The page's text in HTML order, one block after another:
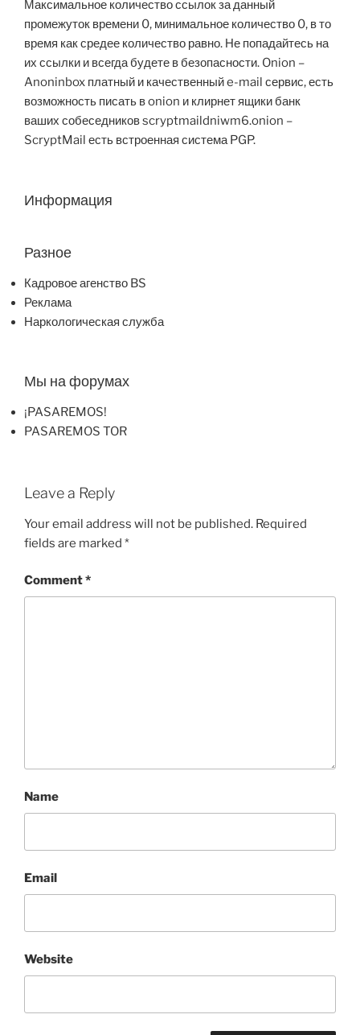
Максимальное количество ссылок за данный
промежуток времени 0, минимальное количество 0, в то
время как средее количество равно. Не попадайтесь на
их ссылки и всегда будете в безопасности. Onion –
Anoninbox платный и качественный e-mail сервис, есть
возможность писать в onion и клирнет ящики банк
ваших собеседников scryptmaildniwm6.onion –
ScryptMail есть встроенная система PGP.
Информация
Разное
Кадровое агенство BS
Реклама
Наркологическая служба
Мы на форумах
¡PASAREMOS!
PASAREMOS TOR
Leave a Reply
Your email address will not be published. Required
fields are marked *
Comment*
Name
Email
Website